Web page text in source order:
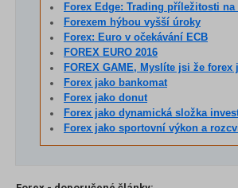
Forex Edge: Trading příležitosti na
Forexem hýbou vyšší úroky
Forex: Euro v očekávání ECB
FOREX EURO 2016
FOREX GAME, Myslíte jsi že
Forex jako bankomat
Forex jako donut
Forex jako dynamická složka
Forex jako sportovní výkon a